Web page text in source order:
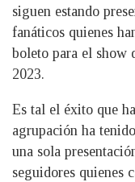
siguen estando
fanáticos quienes
boleto para el show
2023.
Es tal el éxito que
agrupación ha
una sola
seguidores quienes